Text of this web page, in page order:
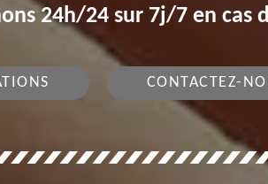
24h/24 sur 7j/7 en cas
CONTACTEZ-